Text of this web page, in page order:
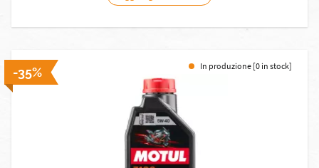
-35% In produzione [0 in stock]